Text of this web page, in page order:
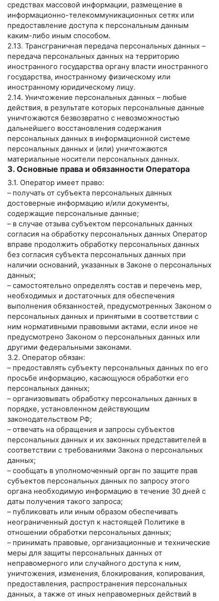
средствах массовой информации, размещение в
информационно-телекоммуникационных сетях или
предоставление доступа к персональным данным
каким-либо иным способом.
2.13. Трансграничная передача персональных данных –
передача персональных данных на территорию
иностранного государства органу власти иностранного
государства, иностранному физическому или
иностранному юридическому лицу.
2.14. Уничтожение персональных данных – любые
действия, в результате которых персональные данные
уничтожаются безвозвратно с невозможностью
дальнейшего восстановления содержания
персональных данных в информационной системе
персональных данных и (или) уничтожаются
материальные носители персональных данных.
3. Основные права и обязанности Оператора
3.1. Оператор имеет право:
– получать от субъекта персональных данных
достоверные информацию и/или документы,
содержащие персональные данные;
– в случае отзыва субъектом персональных данных
согласия на обработку персональных данных Оператор
вправе продолжить обработку персональных данных
без согласия субъекта персональных данных при
наличии оснований, указанных в Законе о персональных
данных;
– самостоятельно определять состав и перечень мер,
необходимых и достаточных для обеспечения
выполнения обязанностей, предусмотренных Законом о
персональных данных и принятыми в соответствии с
ним нормативными правовыми актами, если иное не
предусмотрено Законом о персональных данных или
другими федеральными законами.
3.2. Оператор обязан:
– предоставлять субъекту персональных данных по его
просьбе информацию, касающуюся обработки его
персональных данных;
– организовывать обработку персональных данных в
порядке, установленном действующим
законодательством РФ;
– отвечать на обращения и запросы субъектов
персональных данных и их законных представителей в
соответствии с требованиями Закона о персональных
данных;
– сообщать в уполномоченный орган по защите прав
субъектов персональных данных по запросу этого
органа необходимую информацию в течение 30 дней с
даты получения такого запроса;
– публиковать или иным образом обеспечивать
неограниченный доступ к настоящей Политике в
отношении обработки персональных данных;
– принимать правовые, организационные и технические
меры для защиты персональных данных от
неправомерного или случайного доступа к ним,
уничтожения, изменения, блокирования, копирования,
предоставления, распространения персональных
данных, а также от иных неправомерных действий в